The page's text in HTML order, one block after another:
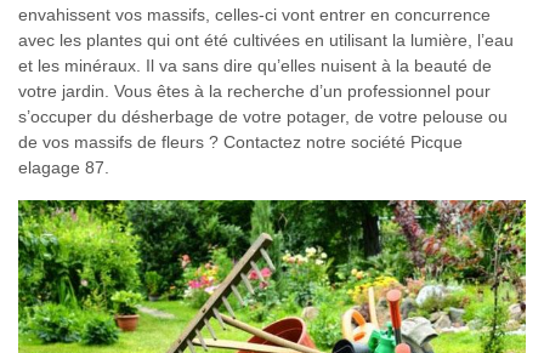
envahissent vos massifs, celles-ci vont entrer en concurrence
avec les plantes qui ont été cultivées en utilisant la lumière, l’eau
et les minéraux. Il va sans dire qu’elles nuisent à la beauté de
votre jardin. Vous êtes à la recherche d’un professionnel pour
s’occuper du désherbage de votre potager, de votre pelouse ou
de vos massifs de fleurs ? Contactez notre société Picque
elagage 87.